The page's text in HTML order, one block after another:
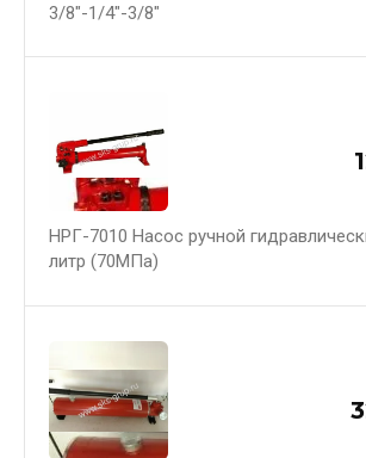
3/8"-1/4"-3/8"
НРГ-7010 Насос ручной
литр (70МПа)